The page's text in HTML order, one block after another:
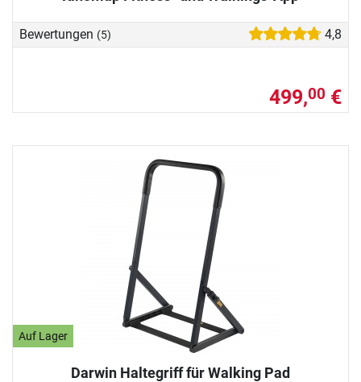
Bewertungen (5) 4,8
499,00 €
Auf Lager
Darwin Haltegriff für Walking Pad